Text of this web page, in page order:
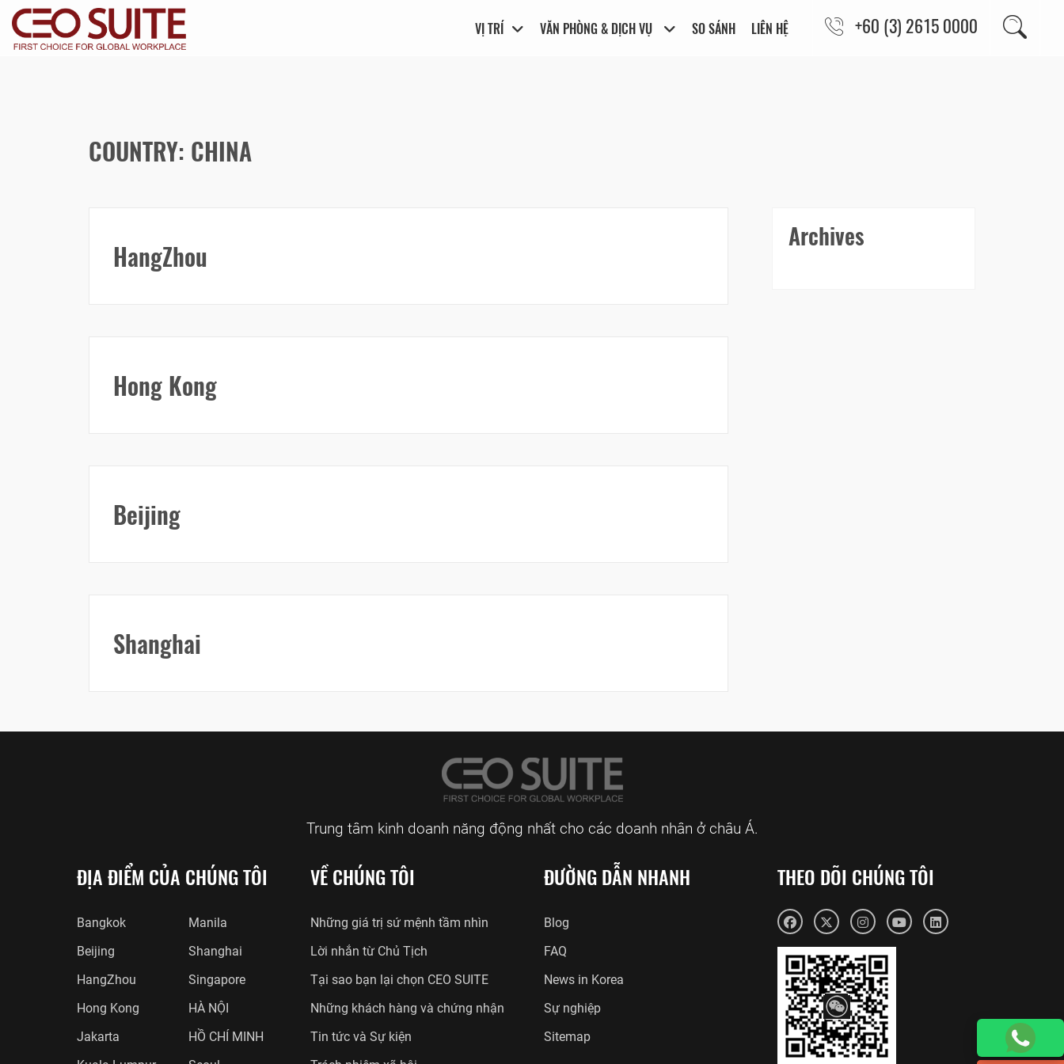
VỊ TRÍ VĂN PHÒNG & DỊCH VỤ SO SÁNH LIÊN HỆ +60 (3) 2615 0000
COUNTRY: CHINA
HangZhou
Hong Kong
Beijing
Shanghai
Archives
Trung tâm kinh doanh năng động nhất cho các doanh nhân ở châu Á.
ĐỊA ĐIỂM CỦA CHÚNG TÔI
Bangkok
Beijing
HangZhou
Hong Kong
Jakarta
Manila
Shanghai
Singapore
HÀ NỘI
HỒ CHÍ MINH
VỀ CHÚNG TÔI
Những giá trị sứ mệnh tầm nhìn
Lời nhắn từ Chủ Tịch
Tại sao bạn lại chọn CEO SUITE
Những khách hàng và chứng nhận
Tin tức và Sự kiện
ĐƯỜNG DẪN NHANH
Blog
FAQ
News in Korea
Sự nghiệp
Sitemap
THEO DÕI CHÚNG TÔI